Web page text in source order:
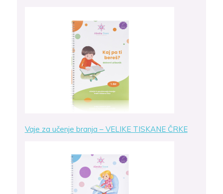
Vaje za učenje branja – VELIKE TISKANE ČRKE